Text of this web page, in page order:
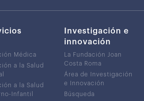
Médica
a la Salud
a la Salud
Infantil
Investigación e
innovación
La Fundación Joan
Costa Roma
Área de Investigación
e Innovación
Búsqueda